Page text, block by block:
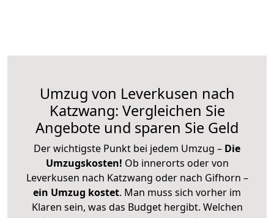
Umzug von Leverkusen nach
Katzwang: Vergleichen Sie
Angebote und sparen Sie Geld
Der wichtigste Punkt bei jedem Umzug – Die
Umzugskosten! Ob innerorts oder von
Leverkusen nach Katzwang oder nach Gifhorn –
ein Umzug kostet. Man muss sich vorher im
Klaren sein, was das Budget hergibt. Welchen